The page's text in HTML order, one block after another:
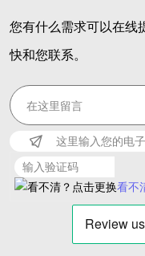
您有什么需求可以在线
快和您联系。
看不